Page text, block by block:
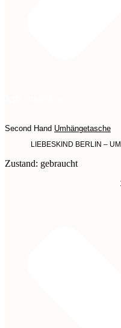
Second Hand Umhängetasche
LIEBESKIND BERLIN –
Zustand: gebraucht